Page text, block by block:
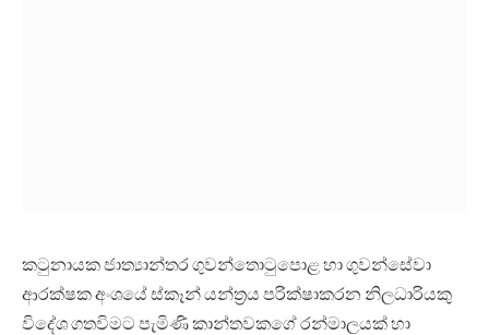
කටුනායක ජාත්‍යාන්තර ගුවන්තොටුපොළ හා ගුවන්සේවා
ආරක්ෂක අංශයේ ස්කෑන් යන්ත්‍රය පරික්ෂාකරන නිලධාරියකු
විදේශ ගතවිමට පැමිණි කාන්තවකගේ රන්මාලයක් හා